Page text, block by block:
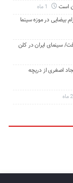
است
در موزه سینما
سینمای ایران در کلن
اصغری از دریچه
2 ماه